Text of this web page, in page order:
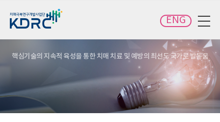
ENG
핵심기술의 지속적 육성을 통한 치매 치료 및 예방의 최선도 국가로 발돋움